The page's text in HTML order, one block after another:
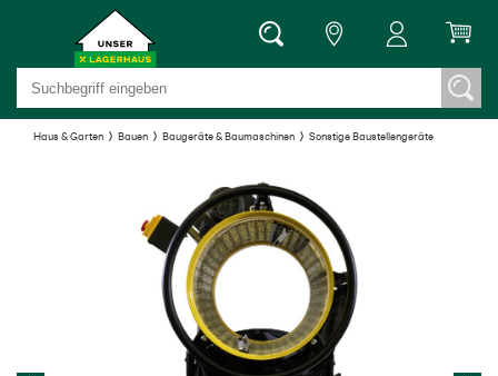
Haus & Garten Bauen Baugeräte & Baumaschinen Sonstige Baustellengeräte